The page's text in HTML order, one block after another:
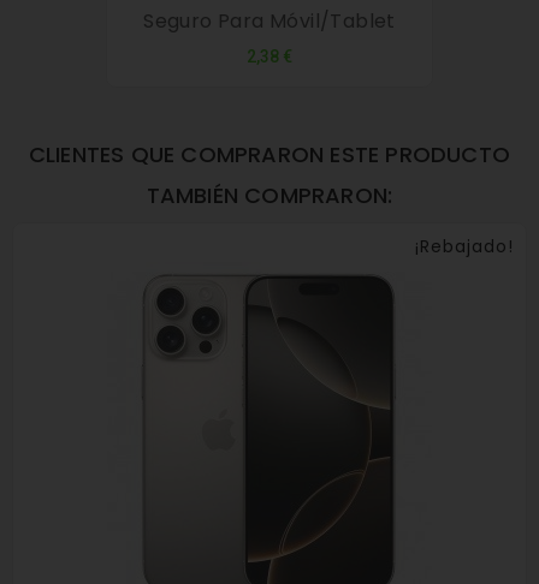
Seguro Para Móvil/tablet
2,38 €
CLIENTES QUE COMPRARON ESTE PRODUCTO
TAMBIÉN COMPRARON:
¡Rebajado!